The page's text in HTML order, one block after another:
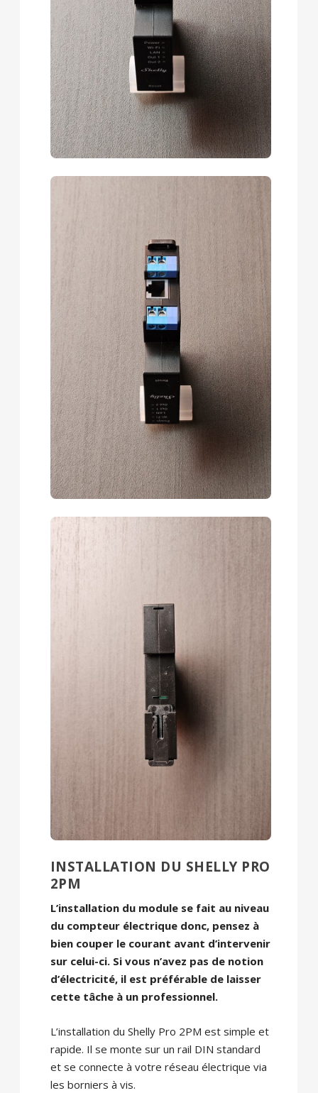
INSTALLATION DU SHELLY PRO
2PM
L’installation du module se fait au niveau
du compteur électrique donc, pensez à
bien couper le courant avant d’intervenir
sur celui-ci. Si vous n’avez pas de notion
d’électricité, il est préférable de laisser
cette tâche à un professionnel.
L’installation du Shelly Pro 2PM est simple et
rapide. Il se monte sur un rail DIN standard
et se connecte à votre réseau électrique via
les borniers à vis.